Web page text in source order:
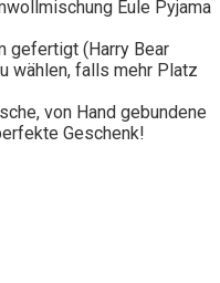
Eule Pyjama
gefertigt (Harry Bear
wählen, falls mehr Platz
von Hand gebundene
Geschenk!